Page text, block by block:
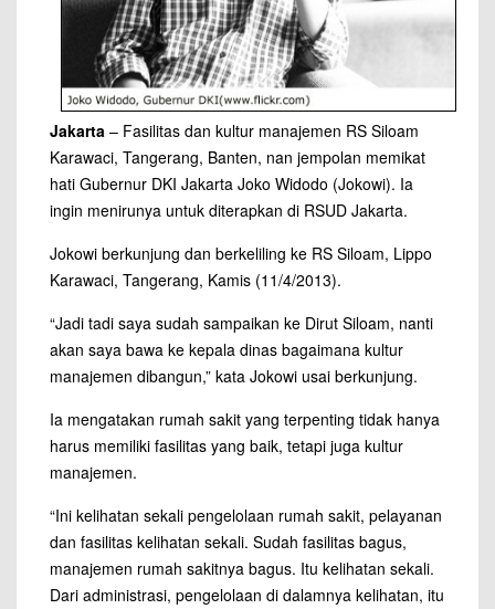
Jakarta – Fasilitas dan kultur manajemen RS Siloam
Karawaci, Tangerang, Banten, nan jempolan memikat
hati Gubernur DKI Jakarta Joko Widodo (Jokowi). Ia
ingin menirunya untuk diterapkan di RSUD Jakarta.
Jokowi berkunjung dan berkeliling ke RS Siloam, Lippo
Karawaci, Tangerang, Kamis (11/4/2013).
“Jadi tadi saya sudah sampaikan ke Dirut Siloam, nanti
akan saya bawa ke kepala dinas bagaimana kultur
manajemen dibangun,” kata Jokowi usai berkunjung.
Ia mengatakan rumah sakit yang terpenting tidak hanya
harus memiliki fasilitas yang baik, tetapi juga kultur
manajemen.
“Ini kelihatan sekali pengelolaan rumah sakit, pelayanan
dan fasilitas kelihatan sekali. Sudah fasilitas bagus,
manajemen rumah sakitnya bagus. Itu kelihatan sekali.
Dari administrasi, pengelolaan di dalamnya kelihatan, itu